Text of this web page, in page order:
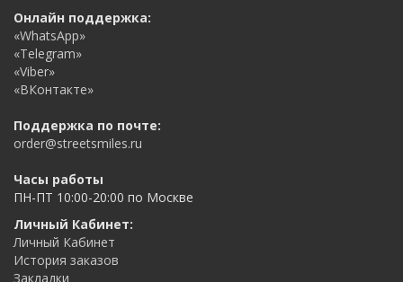
Онлайн поддержка:
«WhatsApp»
«Telegram»
«Viber»
«ВКонтакте»
Поддержка по почте:
order@streetsmiles.ru
Часы работы
ПН-ПТ 10:00-20:00 по Москве
Личный Кабинет:
Личный Кабинет
История заказов
Закладки